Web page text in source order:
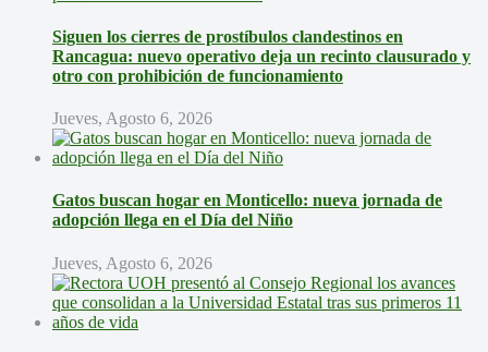
Siguen los cierres de prostíbulos clandestinos en
Rancagua: nuevo operativo deja un recinto clausurado y
otro con prohibición de funcionamiento
Jueves, Agosto 6, 2026
Gatos buscan hogar en Monticello: nueva jornada de
adopción llega en el Día del Niño
Jueves, Agosto 6, 2026